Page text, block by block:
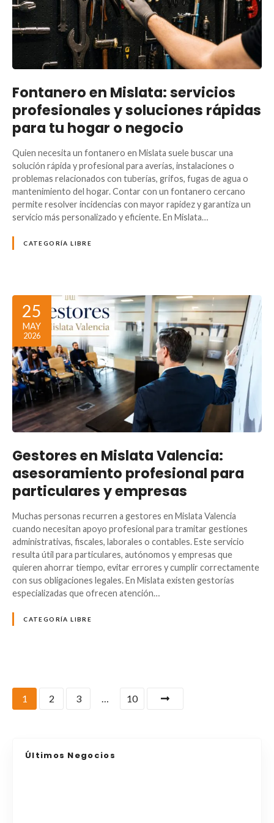
Fontanero en Mislata: servicios
profesionales y soluciones rápidas
para tu hogar o negocio
Quien necesita un fontanero en Mislata suele buscar una
solución rápida y profesional para averías, instalaciones o
problemas relacionados con tuberías, grifos, fugas de agua o
mantenimiento del hogar. Contar con un fontanero cercano
permite resolver incidencias con mayor rapidez y garantiza un
servicio más personalizado y eficiente. En Mislata…
CATEGORÍA LIBRE
25
MAY
2026
Gestores en Mislata Valencia:
asesoramiento profesional para
particulares y empresas
Muchas personas recurren a gestores en Mislata Valencia
cuando necesitan apoyo profesional para tramitar gestiones
administrativas, fiscales, laborales o contables. Este servicio
resulta útil para particulares, autónomos y empresas que
quieren ahorrar tiempo, evitar errores y cumplir correctamente
con sus obligaciones legales. En Mislata existen gestorías
especializadas que ofrecen atención…
CATEGORÍA LIBRE
1 2 3 10
Últimos Negocios